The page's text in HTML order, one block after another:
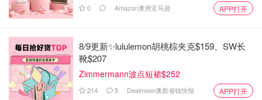
0 Amazon澳洲亚马逊 APP打开
8/9更新✨lululemon胡桃棕夹克$159、SW长
靴$207
Zimmermann波点短裙$252
214 5 Dealmoon澳新省钱快报 APP打开